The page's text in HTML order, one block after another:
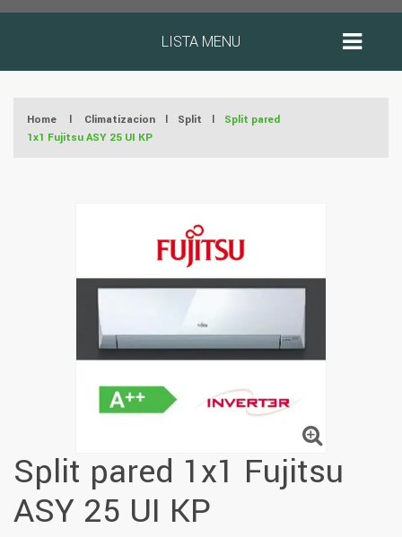
LISTA MENU
Home | Climatizacion | Split |
Split pared
1x1 Fujitsu ASY 25 UI KP
Split pared 1x1 Fujitsu
ASY 25 UI KP